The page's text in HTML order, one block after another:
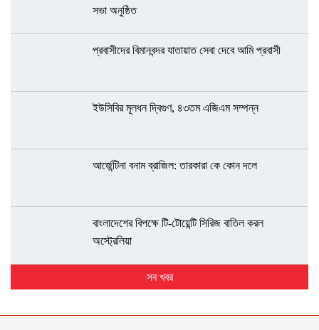
সভা অনুষ্ঠিত
প্রবাসীদের বিমানবন্দর যাতায়াত সেবা দেবে আমি প্রবাসী
ইউসিবির মূলধন দ্বিগুণ, ৪৩তম এজিএম সম্পন্ন
আর্জেন্টিনা বনাম ব্রাজিল: তারকারা কে কোন দলে
বাংলাদেশের বিপক্ষে টি-টোয়েন্টি সিরিজ বাতিল করল
অস্ট্রেলিয়া
সব খবর